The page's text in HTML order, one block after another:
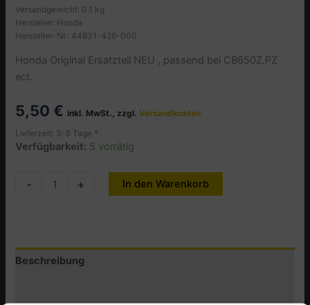
Versandgewicht: 0.1 kg
Hersteller: Honda
Hersteller-Nr.: 44831-426-000
Honda Original Ersatzteil NEU , passend bei CB650Z.PZ
ect.
5,50 € inkl. MwSt., zzgl.Versandkosten
Lieferzeit: 3-5 Tage *
Verfügbarkeit: 5 vorrätig
-
Menge
+ In den Warenkorb
Beschreibung